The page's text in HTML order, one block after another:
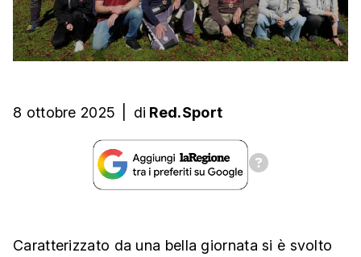
8 ottobre 2025 di Red.Sport
Caratterizzato da una bella giornata si è svolto